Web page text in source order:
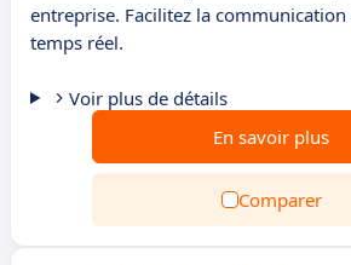
entreprise. Facilitez la communication
temps réel.
Voir plus de détails
En savoir plus
Comparer